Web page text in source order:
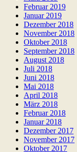
Februar 2019
Januar 2019
Dezember 2018
November 2018
Oktober 2018
September 2018
August 2018
Juli 2018
Juni 2018
Mai 2018
April 2018
März 2018
Februar 2018
Januar 2018
Dezember 2017
November 2017
Oktober 2017